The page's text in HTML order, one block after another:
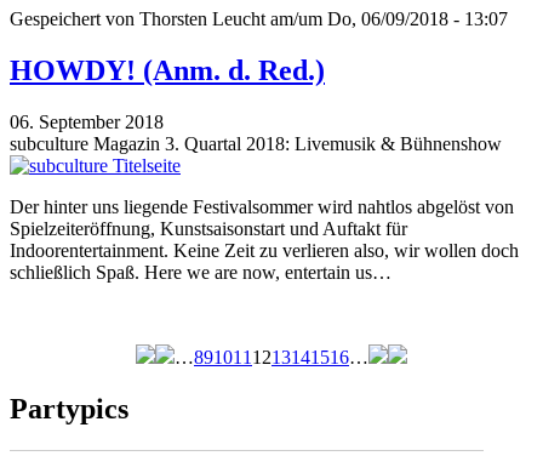
Gespeichert von Thorsten Leucht am/um Do, 06/09/2018 - 13:07
HOWDY! (Anm. d. Red.)
06. September 2018
subculture Magazin 3. Quartal 2018: Livemusik & Bühnenshow
Der hinter uns liegende Festivalsommer wird nahtlos abgelöst von
Spielzeiteröffnung, Kunstsaisonstart und Auftakt für
Indoorentertainment. Keine Zeit zu verlieren also, wir wollen doch
schließlich Spaß. Here we are now, entertain us…
…891011 1213141516…
Partypics